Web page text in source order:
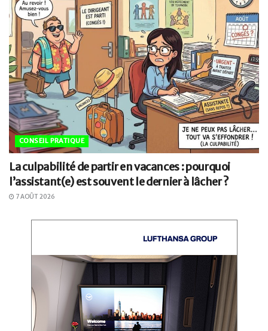
CONSEIL PRATIQUE
La culpabilité de partir en vacances : pourquoi
l’assistant(e) est souvent le dernier à lâcher ?
7 AOÛT 2026